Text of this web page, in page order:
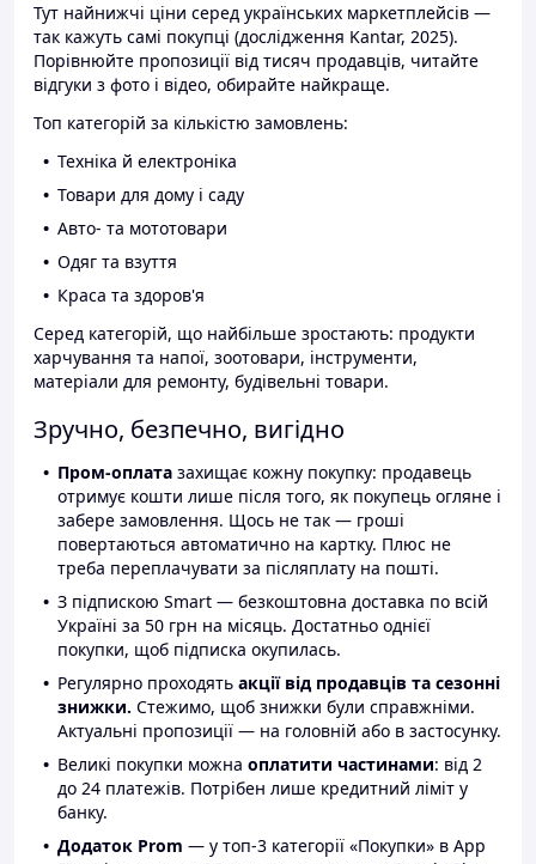
Тут найнижчі ціни серед українських маркетплейсів —
так кажуть самі покупці (дослідження Kantar, 2025).
Порівнюйте пропозиції від тисяч продавців, читайте
відгуки з фото і відео, обирайте найкраще.
Топ категорій за кількістю замовлень:
Техніка й електроніка
Товари для дому і саду
Авто- та мототовари
Одяг та взуття
Краса та здоров'я
Серед категорій, що найбільше зростають: продукти
харчування та напої, зоотовари, інструменти,
матеріали для ремонту, будівельні товари.
Зручно, безпечно, вигідно
Пром-оплата захищає кожну покупку: продавець
отримує кошти лише після того, як покупець огляне і
забере замовлення. Щось не так — гроші
повертаються автоматично на картку. Плюс не
треба переплачувати за післяплату на пошті.
З підпискою Smart — безкоштовна доставка по всій
Україні за 50 грн на місяць. Достатньо однієї
покупки, щоб підписка окупилась.
Регулярно проходять акції від продавців та сезонні
знижки. Стежимо, щоб знижки були справжніми.
Актуальні пропозиції — на головній або в застосунку.
Великі покупки можна оплатити частинами: від 2
до 24 платежів. Потрібен лише кредитний ліміт у
банку.
Додаток Prom — у топ-3 категорії «Покупки» в App